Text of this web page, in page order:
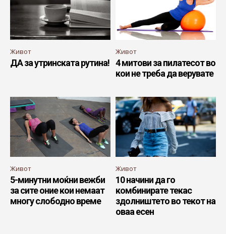
Живот
ДА за утринската рутина!
Живот
4 митови за пилатесот во
кои не треба да верувате
Живот
5-минутни моќни вежби
за сите оние кои немаат
многу слободно време
Живот
10 начини да го
комбинирате текас
здолништето во текот на
оваа есен